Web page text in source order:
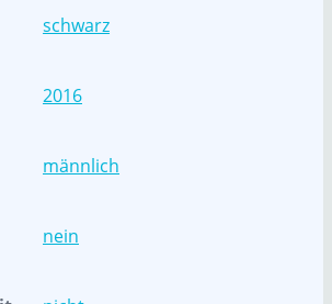
schwarz
2016
männlich
nein